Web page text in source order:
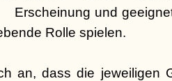
Erscheinung und
Rolle spielen.
an, dass die jeweiligen